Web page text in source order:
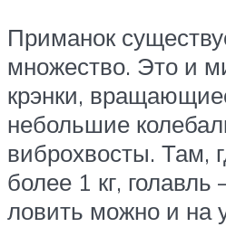
Приманок
множество. Это и
крэнки,
небольшие
виброхвосты. Там,
более 1 кг, голавль
ловить можно и на